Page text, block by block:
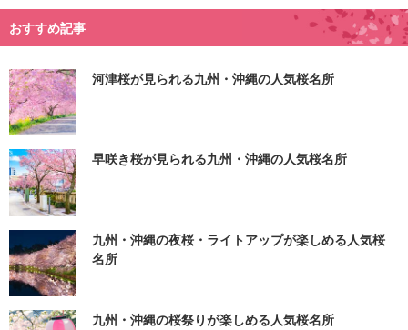
おすすめ記事
河津桜が見られる九州・沖縄の人気桜名所
早咲き桜が見られる九州・沖縄の人気桜名所
九州・沖縄の夜桜・ライトアップが楽しめる人気桜
名所
九州・沖縄の桜祭りが楽しめる人気桜名所